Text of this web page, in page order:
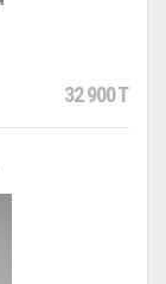
32 900 T